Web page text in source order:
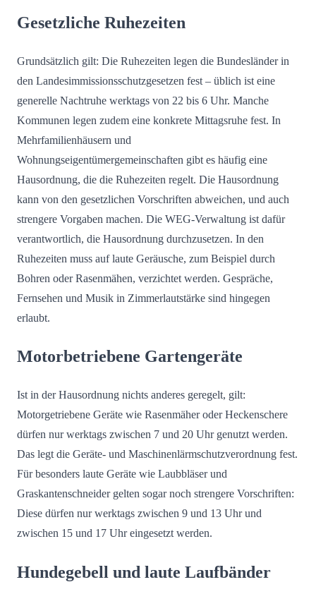
Gesetzliche Ruhezeiten
Grundsätzlich gilt: Die Ruhezeiten legen die Bundesländer in
den Landesimmissionsschutzgesetzen fest – üblich ist eine
generelle Nachtruhe werktags von 22 bis 6 Uhr. Manche
Kommunen legen zudem eine konkrete Mittagsruhe fest. In
Mehrfamilienhäusern und
Wohnungseigentümergemeinschaften gibt es häufig eine
Hausordnung, die die Ruhezeiten regelt. Die Hausordnung
kann von den gesetzlichen Vorschriften abweichen, und auch
strengere Vorgaben machen. Die WEG-Verwaltung ist dafür
verantwortlich, die Hausordnung durchzusetzen. In den
Ruhezeiten muss auf laute Geräusche, zum Beispiel durch
Bohren oder Rasenmähen, verzichtet werden. Gespräche,
Fernsehen und Musik in Zimmerlautstärke sind hingegen
erlaubt.
Motorbetriebene Gartengeräte
Ist in der Hausordnung nichts anderes geregelt, gilt:
Motorgetriebene Geräte wie Rasenmäher oder Heckenschere
dürfen nur werktags zwischen 7 und 20 Uhr genutzt werden.
Das legt die Geräte- und Maschinenlärmschutzverordnung fest.
Für besonders laute Geräte wie Laubbläser und
Graskantenschneider gelten sogar noch strengere Vorschriften:
Diese dürfen nur werktags zwischen 9 und 13 Uhr und
zwischen 15 und 17 Uhr eingesetzt werden.
Hundegebell und laute Laufbänder